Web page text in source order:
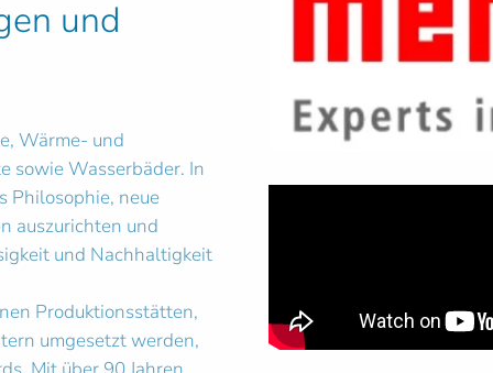
und
Wärme- und
sowie Wasserbäder. In
Philosophie, neue
auszurichten und
und Nachhaltigkeit
Produktionsstätten,
umgesetzt werden,